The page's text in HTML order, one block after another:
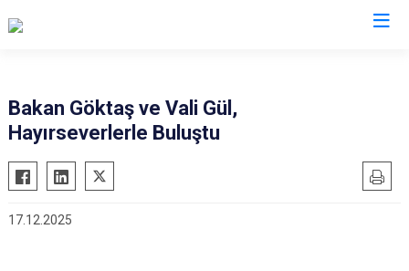
Bakan Göktaş ve Vali Gül,
Hayırseverlerle Buluştu
17.12.2025